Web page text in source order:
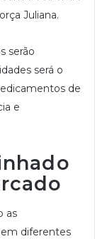
Juliana.
serão
será o
de
e
as
diferentes